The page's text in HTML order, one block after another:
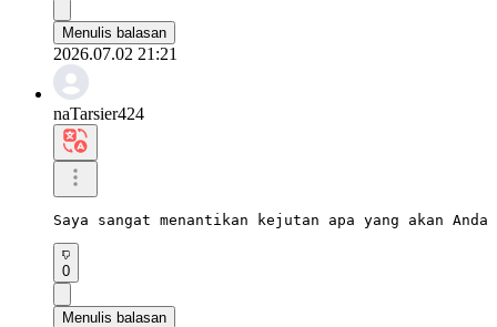
Menulis balasan
2026.07.02 21:21
naTarsier424
Saya sangat menantikan kejutan apa yang akan
0
Menulis balasan